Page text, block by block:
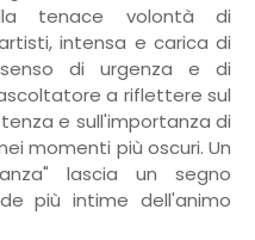
tenace volontà di
intensa e carica di
di urgenza e di
a riflettere sul
e sull'importanza di
momenti più oscuri. Un
lascia un segno
più intime dell'animo